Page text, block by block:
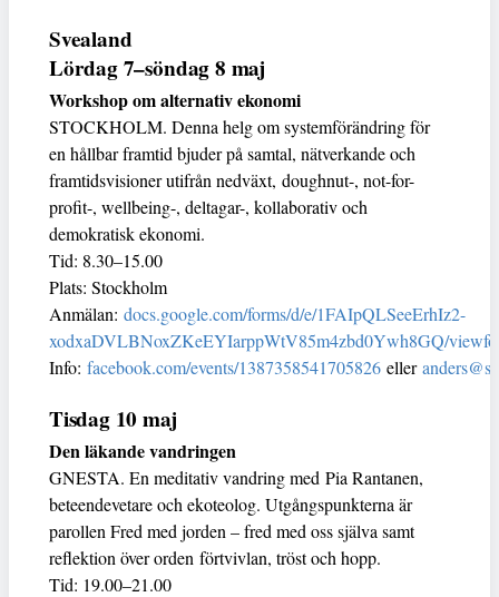
Svealand
Lördag 7–söndag 8 maj
Workshop om alternativ ekonomi
STOCKHOLM. Denna helg om systemförändring för
en hållbar framtid bjuder på samtal, nätverkande och
framtidsvisioner utifrån nedväxt, doughnut-, not-for-
profit-, wellbeing-, deltagar-, kollaborativ och
demokratisk ekonomi.
Tid: 8.30–15.00
Plats: Stockholm
Anmälan: docs.google.com/forms/d/e/1FAIpQLSeeErhIz2-
xodxaDVLBNoxZKeEYIarppWtV85m4zbd0Ywh8GQ/
Info: facebook.com/events/1387358541705826 eller
Tisdag 10 maj
Den läkande vandringen
GNESTA. En meditativ vandring med Pia Rantanen,
beteendevetare och ekoteolog. Utgångspunkterna är
parollen Fred med jorden – fred med oss själva samt
reflektion över orden förtvivlan, tröst och hopp.
Tid: 19.00–21.00